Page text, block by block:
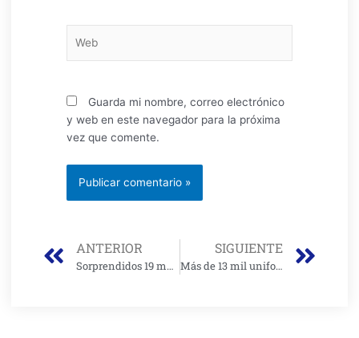
Guarda mi nombre, correo electrónico
y web en este navegador para la próxima
vez que comente.
Prev
ANTERIOR
Sorprendidos 19 menores que trabajaban en Corabastos
SIGUIENTE
Más de 13 mil uniformados garantizarán la seguridad en la ciudad por elecciones